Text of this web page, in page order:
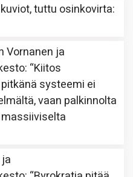
tuttu osinkovirta:
Vornanen ja
: “Kiitos
systeemi ei
vaan palkinnolta